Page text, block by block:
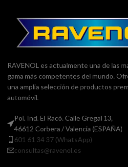
RAVENOL es actualmente una de las
gama más competentes del mundo.
una amplia selección de productos
automóvil.
Pol. Ind. El Racó. Calle Gregal 13,
46612 Corbera / Valencia (ESPAÑA)
601 61 34 37 (WhatsApp)
consultas@ravenol.es